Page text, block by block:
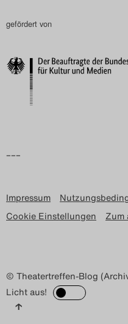
gefördert von
–––
Impressum
Cookie Einstellungen
Zum
© Theatertreffen-Blog
Licht aus!
↑